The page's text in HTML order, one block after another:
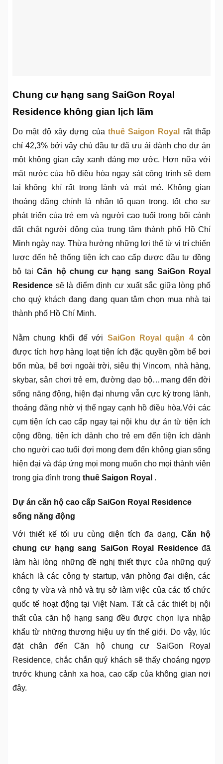
Chung cư hạng sang SaiGon Royal
Residence không gian lịch lãm
Do mật độ xây dựng của thuê Saigon Royal
rất thấp
chỉ 42,3% bởi vậy chủ đầu tư đã ưu ái dành cho dự án
một không gian cây xanh đáng mơ ước. Hơn nữa với
mặt nước của hồ điều hòa ngay sát công trình sẽ đem
lại không khí rất trong lành và mát mẻ. Không gian
thoáng đãng chính là nhân tố quan trọng, tốt cho sự
phát triển của trẻ em và người cao tuổi trong bối cảnh
đất chật người đông của trung tâm thành phố Hồ Chí
Minh ngày nay. Thừa hưởng những lợi thế từ vị trí chiến
lược đến hệ thống tiện ích cao cấp được đầu tư đồng
bộ tạiCăn hộ chung cư hạng sang SaiGon Royal
Residence sẽ là điểm định cư xuất sắc giữa lòng phố
cho quý khách đang đang quan tâm chọn mua nhà tại
thành phố Hồ Chí Minh.
Nằm chung khối đế với SaiGon Royal quận 4còn
được tích hợp hàng loạt tiện ích đặc quyền gồm bể bơi
bốn mùa, bể bơi ngoài trời, siêu thị Vincom, nhà hàng,
skybar, sân chơi trẻ em, đường dạo bộ…mang đến đời
sống năng động, hiện đại nhưng vẫn cực kỳ trong lành,
thoáng đãng nhờ vị thế ngay cạnh hồ điều hòa.Với các
cụm tiện ích cao cấp ngay tại nội khu dự án từ tiện ích
cộng đồng, tiện ích dành cho trẻ em đến tiện ích dành
cho người cao tuổi đợi mong đem đến không gian sống
hiện đại và đáp ứng mọi mong muốn cho mọi thành viên
trong gia đình trong thuê Saigon Royal .
Dự án căn hộ cao cấp SaiGon Royal Residence
sống năng động
Với thiết kế tối ưu cùng diện tích đa dạng, Căn hộ
chung cư hạng sang SaiGon Royal Residenceđã
làm hài lòng những đề nghị thiết thực của những quý
khách là các công ty startup, văn phòng đại diện, các
công ty vừa và nhỏ và trụ sở làm việc của các tổ chức
quốc tế hoạt động tại Việt Nam. Tất cả các thiết bị nội
thất của căn hộ hạng sang đều được chọn lựa nhập
khẩu từ những thương hiệu uy tín thế giới. Do vậy, lúc
đặt chân đến Căn hộ chung cư SaiGon Royal
Residence, chắc chắn quý khách sẽ thấy choáng ngợp
trước khung cảnh xa hoa, cao cấp của không gian nơi
đây.